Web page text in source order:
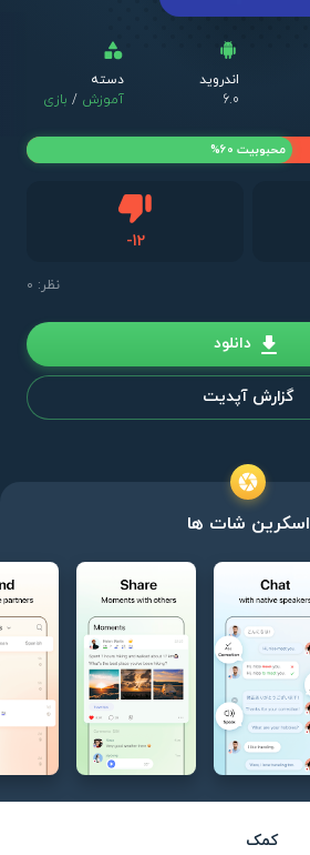
اندروید
6.0
دسته
آموزش / بازی
-12دیس لایک
نظر: 0
محبوبیت 60%
دانلود
گزارش آپدیت
اسکرین شات ها
کمک